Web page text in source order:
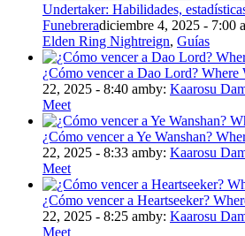
Undertaker: Habilidades,
Funebreradiciembre 4, 2025 - 7:00
Elden Ring Nightreign, Guías
¿Cómo vencer a Dao Lord? Where
22, 2025 - 8:40 amby: Kaarosu
Meet
¿Cómo vencer a Ye Wanshan?
22, 2025 - 8:33 amby: Kaarosu
Meet
¿Cómo vencer a Heartseeker?
22, 2025 - 8:25 amby: Kaarosu
Meet